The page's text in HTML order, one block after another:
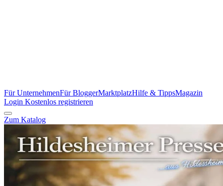
Für UnternehmenFür BloggerMarktplatzHilfe & TippsMagazin
Login Kostenlos registrieren
Zum Katalog